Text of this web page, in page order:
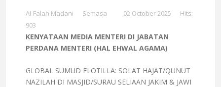
Al-Falah Madani Semasa 02 October 2025
Hits:
903
KENYATAAN MEDIA MENTERI DI JABATAN
PERDANA MENTERI (HAL EHWAL AGAMA)
GLOBAL SUMUD FLOTILLA: SOLAT HAJAT/QUNUT
NAZILAH DI MASJID/SURAU SELIAAN JAKIM & JAWI